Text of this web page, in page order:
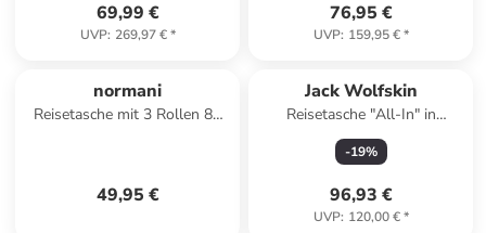
69,99 €
UVP: 269,97 €*
76,95 €
UVP: 159,95 €*
normani
Reisetasche mit 3 Rollen 80
49,95 €
Jack Wolfskin
Reisetasche "All-In" in
Dunkelblau - 35 l
-19%
96,93 €
UVP: 120,00 €*